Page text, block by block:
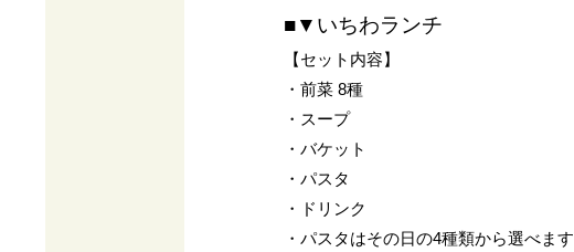
■▼いちわランチ
【セット内容】
・前菜 8種
・スープ
・バケット
・パスタ
・ドリンク
・パスタはその日の4種類から選べます